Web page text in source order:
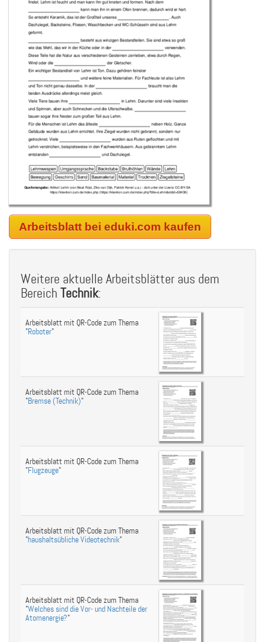
Arbeitsblatt bei eduki.com kaufen
Weitere aktuelle Arbeitsblätter aus dem
Bereich Technik:
Arbeitsblatt mit QR-Code zum Thema
"Roboter"
Arbeitsblatt mit QR-Code zum Thema
"Bremse (Technik)"
Arbeitsblatt mit QR-Code zum Thema
"Flugzeuge"
Arbeitsblatt mit QR-Code zum Thema
"haushaltsübliche Videotechnik"
Arbeitsblatt mit QR-Code zum Thema
"Welches sind die Vor- und Nachteile der
Atomenergie?"